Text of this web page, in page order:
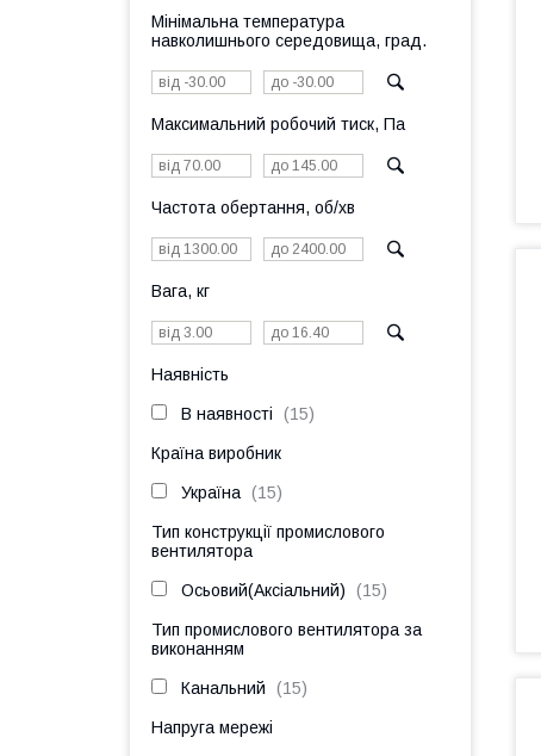
Мінімальна температура
навколишнього середовища, град.
Максимальний робочий тиск, Па
Частота обертання, об/хв
Вага, кг
Наявність
В наявності 15
Країна виробник
Україна 15
Тип конструкції промислового
вентилятора
Осьовий(Аксіальний) 15
Тип промислового вентилятора за
виконанням
Канальний 15
Напруга мережі